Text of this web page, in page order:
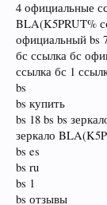
4 официальные
BLA(K5PRUT%
официальный bs
бс ссылка бс
ссылка бс 1
bs
bs купить
bs 18 bs bs
зеркало
bs es
bs ru
bs 1
bs отзывы